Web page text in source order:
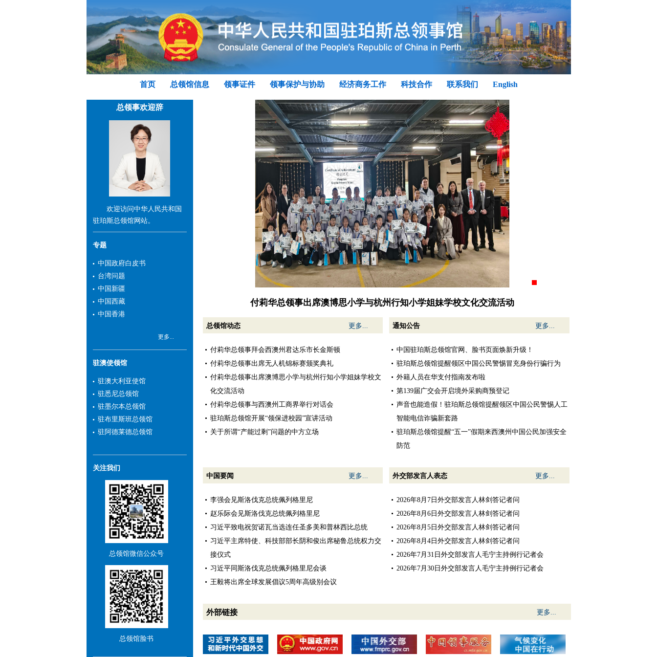
首页 总领馆信息 领事证件 领事保护与协助 经济商务工作 科技合作 联系我们 English
总领事欢迎辞
欢迎访问中华人民共和国
驻珀斯总领馆网站。
专题
中国政府白皮书
台湾问题
中国新疆
中国西藏
中国香港
更多...
驻澳使领馆
驻澳大利亚使馆
驻悉尼总领馆
驻墨尔本总领馆
驻布里斯班总领馆
驻阿德莱德总领馆
关注我们
总领馆微信公众号
总领馆脸书
付莉华总领事与西澳州工商界举行对话会
总领馆动态 更多...
付莉华总领事拜会西澳州君达乐市长金斯顿
付莉华总领事出席无人机锦标赛颁奖典礼
付莉华总领事出席澳博思小学与杭州行知小学姐妹学校文
化交流活动
付莉华总领事与西澳州工商界举行对话会
驻珀斯总领馆开展“领保进校园”宣讲活动
关于所谓“产能过剩”问题的中方立场
通知公告 更多...
中国驻珀斯总领馆官网、脸书页面焕新升级！
驻珀斯总领馆提醒领区中国公民警惕冒充身份行骗行为
外籍人员在华支付指南发布啦
第139届广交会开启境外采购商预登记
声音也能造假！驻珀斯总领馆提醒领区中国公民警惕人工
智能电信诈骗新套路
驻珀斯总领馆提醒“五一”假期来西澳州中国公民加强安全
防范
中国要闻 更多...
李强会见斯洛伐克总统佩列格里尼
赵乐际会见斯洛伐克总统佩列格里尼
习近平致电祝贺诺瓦当选连任圣多美和普林西比总统
习近平主席特使、科技部部长阴和俊出席秘鲁总统权力交
接仪式
习近平同斯洛伐克总统佩列格里尼会谈
王毅将出席全球发展倡议5周年高级别会议
外交部发言人表态 更多...
2026年8月7日外交部发言人林剑答记者问
2026年8月6日外交部发言人林剑答记者问
2026年8月5日外交部发言人林剑答记者问
2026年8月4日外交部发言人林剑答记者问
2026年7月31日外交部发言人毛宁主持例行记者会
2026年7月30日外交部发言人毛宁主持例行记者会
外部链接 更多...